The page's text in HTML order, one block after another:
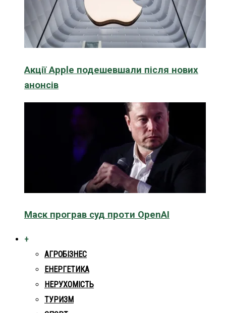
Акції Apple подешевшали після нових
анонсів
Маск програв суд проти OpenAI
+
АГРОБІЗНЕС
ЕНЕРГЕТИКА
НЕРУХОМІСТЬ
ТУРИЗМ